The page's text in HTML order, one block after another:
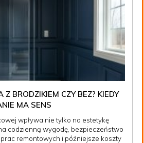
Z BRODZIKIEM CZY BEZ? KIEDY
MA SENS
wpływa nie tylko na estetykę
codzienną wygodę, bezpieczeństwo
remontowych i późniejsze koszty